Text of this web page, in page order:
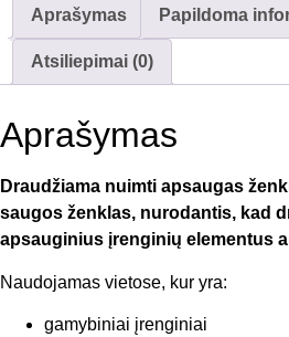
Aprašymas Papildoma
Atsiliepimai (0)
Aprašymas
Draudžiama nuimti apsaugas
saugos ženklas, nurodantis, kad
apsauginius įrenginių elementus
Naudojamas vietose, kur yra:
gamybiniai įrenginiai